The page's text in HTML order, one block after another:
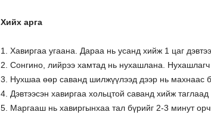
Хийх арга
1. Хавиргаа угаана. Дараа нь усанд хийж 1 цаг
2. Сонгино, лийрээ хамтад нь нухашлана.
3. Нухшаа өөр саванд шилжүүлээд дээр нь махнаас
4. Дэвтээсэн хавиргаа хольцтой саванд хийж
5. Маргааш нь хавиргынхаа тал бүрийг 2-3 минут